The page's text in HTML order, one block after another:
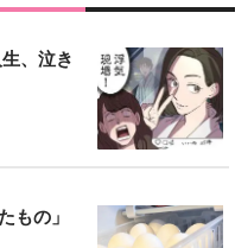
、泣き
もの」